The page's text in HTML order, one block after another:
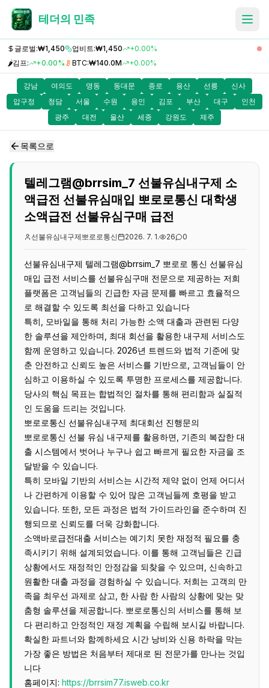
테더의 민족
글로벌:₩1,450 업비트:₩1,450
+0.00%
🌶️김프: +0.00% BTC:₩140.0M +0.00%
강남 여의도 명동 동대문 종로 용산 선릉
신사
압구정
청담 서울 수원 용인 김포 부산 대구
인천
광주
대전 울산 세종 강원도 제주
목록으로
텔레그램@brrsim_7 선불유심내구제 소
액급전 선불유심매입 뽀로로통신 대학생
소액급전 선불유심구매 급전
선불유심내구제뽀로로통신 2026. 7. 1. 26 0
선불유심내구제 텔레그램@brrsim_7 뽀로로 통신 선불유심
매입 급전 서비스를 선불유심구매 전문으로 제공하는 저희
플랫폼은 고객님들의 긴급한 자금 문제를 빠르고 효율적으
로 해결할 수 있도록 최선을 다하고 있습니다
특히, 모바일을 통해 처리 가능한 소액 대출과 관련된 다양
한 솔루션을 제안하며, 최대 회선을 활용한 내구제 서비스도
함께 운영하고 있습니다. 2026년 트렌드와 법적 기준에 맞
춘 안전하고 신뢰도 높은 서비스를 기반으로, 고객님들이 안
심하고 이용하실 수 있도록 투명한 프로세스를 제공합니다.
당사의 핵심 목표는 합법적인 절차를 통해 편리함과 실질적
인 도움을 드리는 것입니다.
뽀로로통신 선불유심내구제 최대회선 진행문의
뽀로로통신 선불 유심 내구제를 활용하면, 기존의 복잡한 대
출 시스템에서 벗어나 누구나 쉽고 빠르게 필요한 자금을 조
달받을 수 있습니다.
특히 모바일 기반의 서비스는 시간적 제약 없이 언제 어디서
나 간편하게 이용할 수 있어 많은 고객님들께 호평을 받고
있습니다. 또한, 모든 과정은 법적 가이드라인을 준수하며 진
행되므로 신뢰도를 더욱 강화합니다.
소액바로급전대출 서비스는 예기치 못한 재정적 필요를 충
족시키기 위해 설계되었습니다. 이를 통해 고객님들은 긴급
상황에서도 재정적인 안정감을 되찾을 수 있으며, 신속하고
원활한 대출 과정을 경험하실 수 있습니다. 저희는 고객의 만
족을 최우선 과제로 삼고, 한 사람 한 사람의 상황에 맞는 맞
춤형 솔루션을 제공합니다. 뽀로로통신의 서비스를 통해 보
다 편리하고 안정적인 재정 계획을 수립해 보시길 바랍니다.
확실한 파트너와 함께하세요 시간 낭비와 신용 하락을 막는
가장 좋은 방법은 처음부터 제대로 된 전문가를 만나는 것입
니다
홈페이지: https://brrsim77.isweb.co.kr